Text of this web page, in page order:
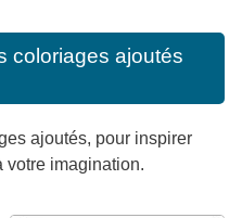
coloriages ajoutés
ajoutés, pour inspirer
votre imagination.